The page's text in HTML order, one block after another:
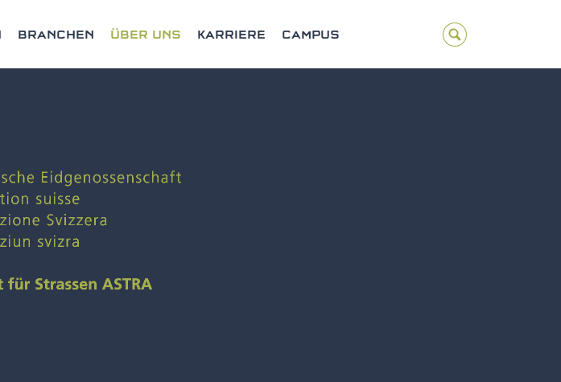
BRANCHEN ÜBER UNS KARRIERE CAMPUS